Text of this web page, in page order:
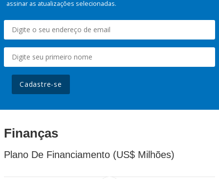
assinar as atualizações selecionadas.
Cadastre-se
Finanças
Plano De Financiamento (US$ Milhões)